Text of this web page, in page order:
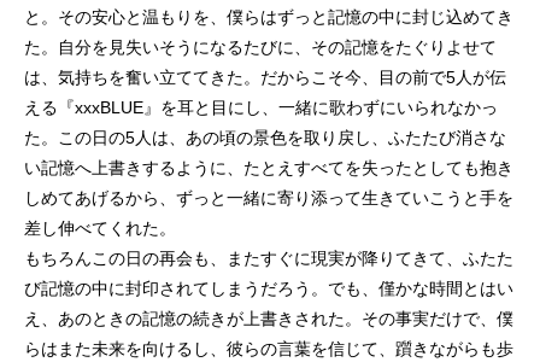
と。その安心と温もりを、僕らはずっと記憶の中に封じ込めてき
た。自分を見失いそうになるたびに、その記憶をたぐりよせて
は、気持ちを奮い立ててきた。だからこそ今、目の前で5人が伝
える『xxxBLUE』を耳と目にし、一緒に歌わずにいられなかっ
た。この日の5人は、あの頃の景色を取り戻し、ふたたび消さな
い記憶へ上書きするように、たとえすべてを失ったとしても抱き
しめてあげるから、ずっと一緒に寄り添って生きていこうと手を
差し伸べてくれた。
もちろんこの日の再会も、またすぐに現実が降りてきて、ふたた
び記憶の中に封印されてしまうだろう。でも、僅かな時間とはい
え、あのときの記憶の続きが上書きされた。その事実だけで、僕
らはまた未来を向けるし、彼らの言葉を信じて、躓きながらも歩